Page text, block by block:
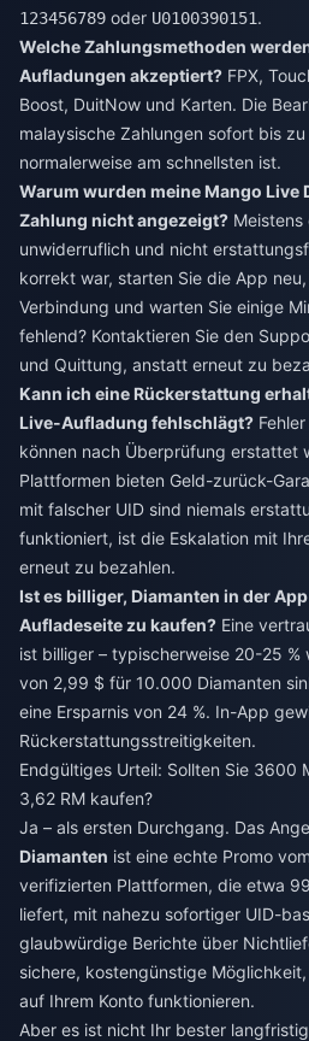
123456789 oder U0100390151.
Welche Zahlungsmethoden
Aufladungen akzeptiert? FPX,
Boost, DuitNow und Karten. Die
malaysische Zahlungen sofort bis
normalerweise am schnellsten ist.
Warum wurden meine Mango Live
Zahlung nicht angezeigt? Meistens
unwiderruflich und nicht
korrekt war, starten Sie die App
Verbindung und warten Sie einige
fehlend? Kontaktieren Sie den
und Quittung, anstatt erneut zu
Kann ich eine Rückerstattung
Live-Aufladung fehlschlägt?
können nach Überprüfung erstattet
Plattformen bieten Geld-zurück-
mit falscher UID sind niemals
funktioniert, ist die Eskalation mit
erneut zu bezahlen.
Ist es billiger, Diamanten in der
Aufladeseite zu kaufen? Eine
ist billiger – typischerweise 20-25 %
von 2,99 $ für 10.000 Diamanten
eine Ersparnis von 24 %. In-App
Rückerstattungsstreitigkeiten.
Endgültiges Urteil: Sollten Sie 3600
3,62 RM kaufen?
Ja – als ersten Durchgang. Das
Diamanten ist eine echte Promo
verifizierten Plattformen, die etwa
liefert, mit nahezu sofortiger UID-
glaubwürdige Berichte über
sichere, kostengünstige
auf Ihrem Konto funktionieren.
Aber es ist nicht Ihr bester